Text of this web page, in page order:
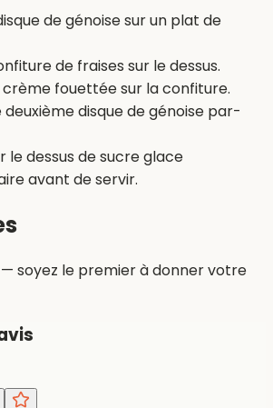
de génoise sur un plat de
de fraises sur le dessus.
fouettée sur la confiture.
deuxième disque de génoise par-
le dessus de sucre glace
avant de servir.
soyez le premier à donner votre